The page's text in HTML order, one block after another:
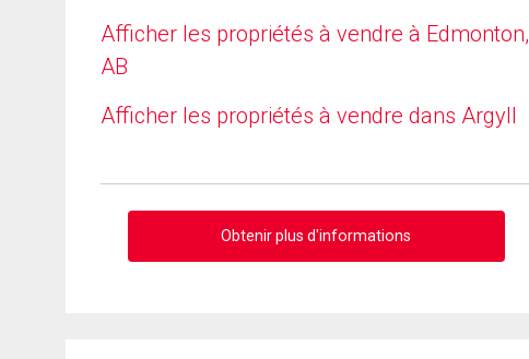
Afficher les propriétés à vendre à Edmonton,
AB
Afficher les propriétés à vendre dans Argyll
Obtenir plus d'informations